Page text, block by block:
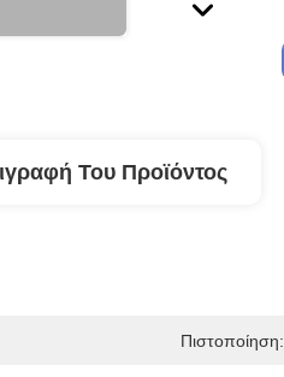
Του Προϊόντος
Πιστοποίηση: